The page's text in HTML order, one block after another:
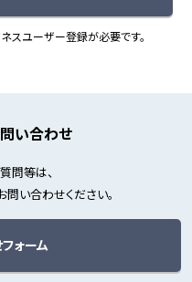
スユーザー登録が必要です。
い合わせ
問等は、
問い合わせください。
ォーム